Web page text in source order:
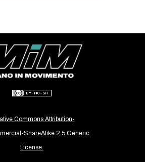
RECENSIONI
INTERNAZIONALE
AFRICA
EUROPA
MEDIO ORIENTE
Commons Attribution-
ShareAlike 2.5 Generic
License.